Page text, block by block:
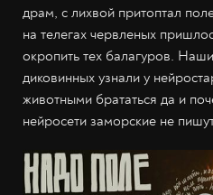
драм, с лихвой притоптал
на телегах червленых
окропить тех балагуров.
диковинных узнали у
животными брататься да и
нейросети заморские не